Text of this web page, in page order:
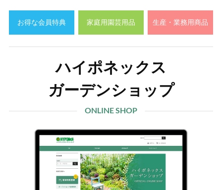
お得な会員特典 家庭用園芸用品 生産・業務用商品
ハイポネックス
ガーデンショップ
ONLINE SHOP